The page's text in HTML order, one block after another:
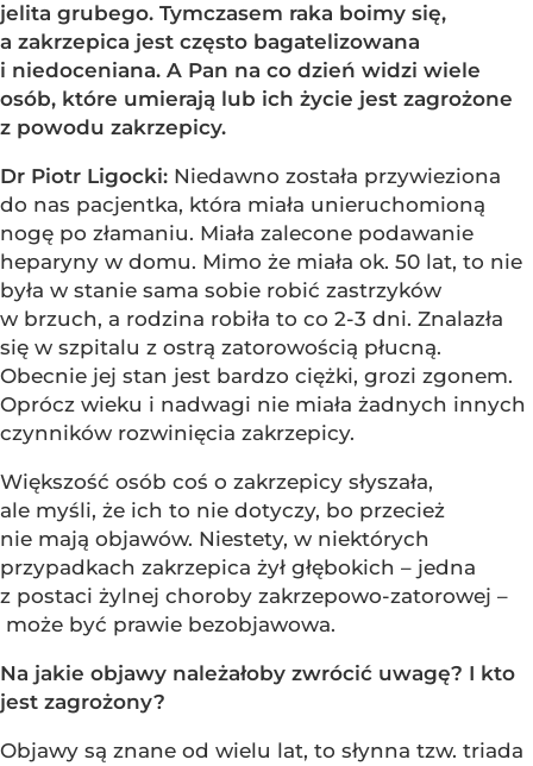
jelita grubego. Tymczasem raka boimy się,
a zakrzepica jest często bagatelizowana
i niedoceniana. A Pan na co dzień widzi wiele
osób, które umierają lub ich życie jest zagrożone
z powodu zakrzepicy.
Dr Piotr Ligocki: Niedawno została przywieziona
do nas pacjentka, która miała unieruchomioną
nogę po złamaniu. Miała zalecone podawanie
heparyny w domu. Mimo że miała ok. 50 lat, to nie
była w stanie sama sobie robić zastrzyków
w brzuch, a rodzina robiła to co 2-3 dni. Znalazła
się w szpitalu z ostrą zatorowością płucną.
Obecnie jej stan jest bardzo ciężki, grozi zgonem.
Oprócz wieku i nadwagi nie miała żadnych innych
czynników rozwinięcia zakrzepicy.
Większość osób coś o zakrzepicy słyszała,
ale myśli, że ich to nie dotyczy, bo przecież
nie mają objawów. Niestety, w niektórych
przypadkach zakrzepica żył głębokich – jedna
z postaci żylnej choroby zakrzepowo-zatorowej –
może być prawie bezobjawowa.
Na jakie objawy należałoby zwrócić uwagę? I kto
jest zagrożony?
Objawy są znane od wielu lat, to słynna tzw. triada